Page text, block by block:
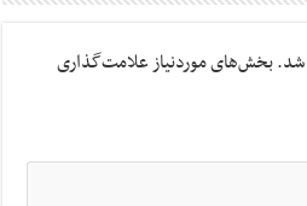
شد.بخش‌های موردنیاز علامت‌گذاری